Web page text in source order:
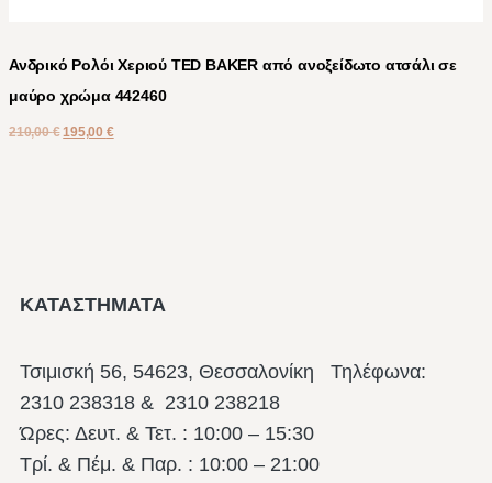
Ανδρικό Ρολόι Χεριού TED BAKER από ανοξείδωτο ατσάλι σε
μαύρο χρώμα 442460
210,00€ 195,00 €
ΚΑΤΑΣΤΗΜΑΤΑ
Τσιμισκή 56, 54623, Θεσσαλονίκη Τηλέφωνα:
2310 238318 & 2310 238218
Ώρες: Δευτ. & Τετ. : 10:00 – 15:30
Τρί. & Πέμ. & Παρ. : 10:00 – 21:00